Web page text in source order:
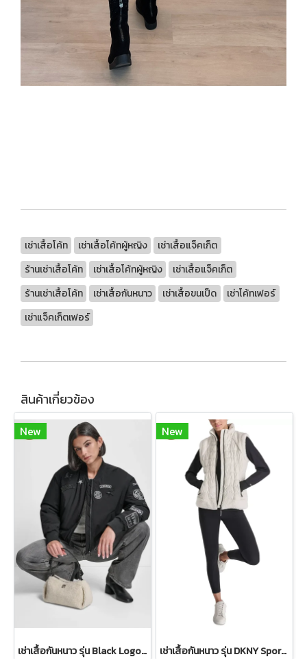
เช่าเสื้อโค้ท เช่าเสื้อโค้ทผู้หญิง
เช่าเสื้อแจ็คเก็ต
ร้านเช่าเสื้อโค้ท
เช่าเสื้อโค้ทผู้หญิง
เช่าเสื้อแจ็คเก็ต
ร้านเช่าเสื้อโค้ท
เช่าเสื้อกันหนาว เช่าเสื้อขนเป็ด
เช่าโค้ทเฟอร์
เช่าแจ็คเก็ตเฟอร์
สินค้าเกี่ยวข้อง
New
เช่าเสื้อกันหนาว รุ่น Black Logo Patch Bomber Jacket WINTERCLOTHFA0298
New
เช่าเสื้อกันหนาว รุ่น DKNY Sport Sherpa-Trim Puffer Vest - Ivory WINTERCLOTHFA0151